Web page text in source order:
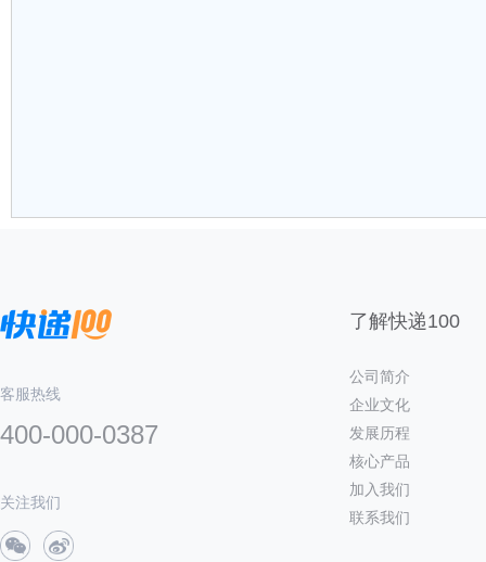
客服热线
400-000-0387
关注我们
了解快递100
公司简介
企业文化
发展历程
核心产品
加入我们
联系我们